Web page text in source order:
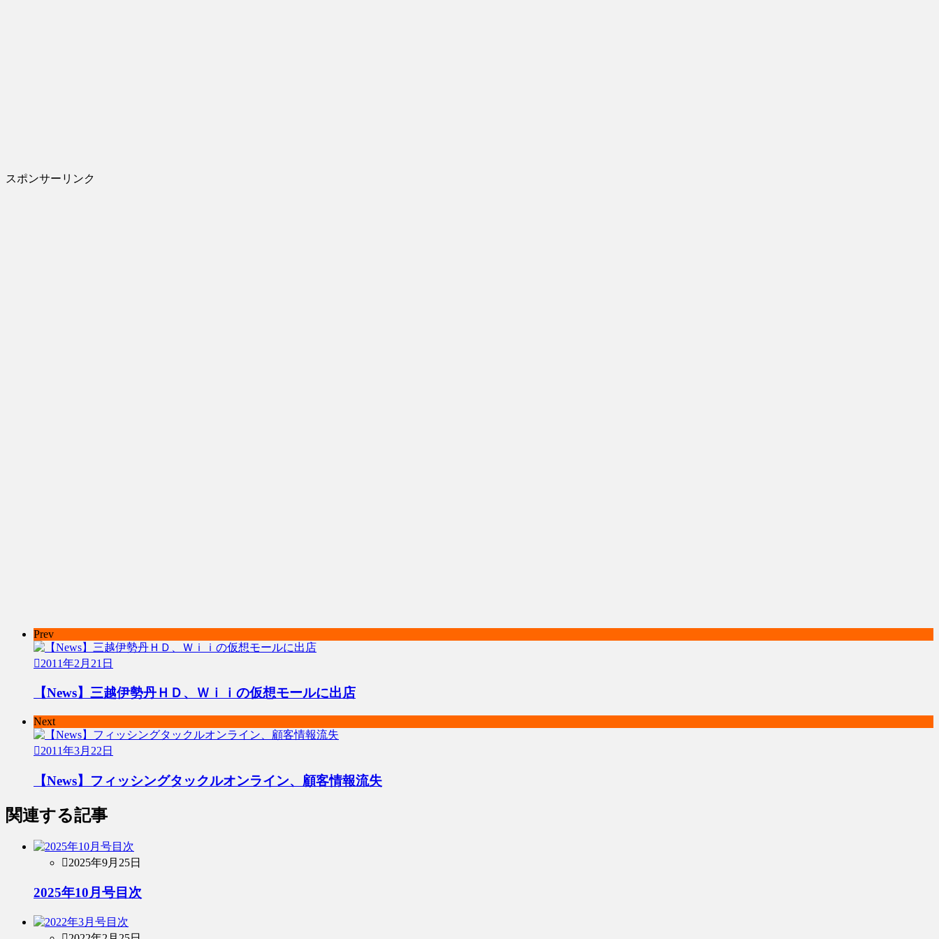
スポンサーリンク
Prev
2011年2月21日
【News】三越伊勢丹ＨＤ、Ｗｉｉの仮想モールに出店
Next
2011年3月22日
【News】フィッシングタックルオンライン、顧客情報流失
関連する記事
2025年9月25日
2025年10月号目次